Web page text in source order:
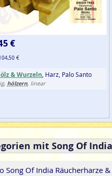
€
€
& Wurzeln , Harz, Palo Santo
hölzern, linear
mit Song Of
Song Of India Räucherharze